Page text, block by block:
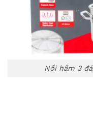
Nồi hầm 3